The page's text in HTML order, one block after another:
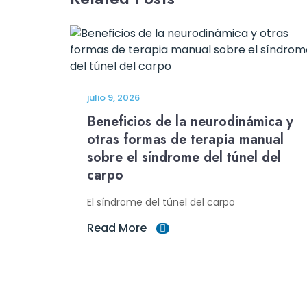
julio 9, 2026
Beneficios de la neurodinámica y
otras formas de terapia manual
sobre el síndrome del túnel del
carpo
El síndrome del túnel del carpo
Read More